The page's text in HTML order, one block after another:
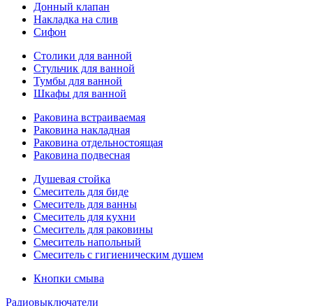
Донный клапан
Накладка на слив
Сифон
Столики для ванной
Стульчик для ванной
Тумбы для ванной
Шкафы для ванной
Раковина встраиваемая
Раковина накладная
Раковина отдельностоящая
Раковина подвесная
Душевая стойка
Смеситель для биде
Смеситель для ванны
Смеситель для кухни
Смеситель для раковины
Смеситель напольный
Смеситель с гигиеническим душем
Кнопки смыва
Радиовыключатели